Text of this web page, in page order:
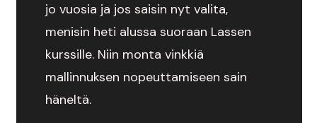
jo vuosia ja jos saisin nyt valita,
menisin heti alussa suoraan Lassen
kurssille. Niin monta vinkkiä
mallinnuksen nopeuttamiseen sain
häneltä.